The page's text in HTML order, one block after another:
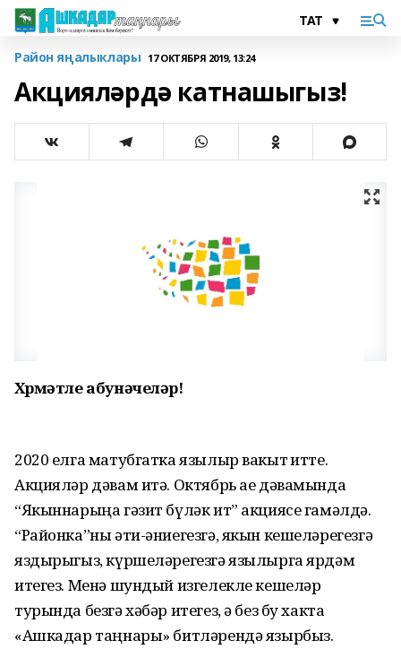
Район яңалыклары 17 ОКТЯБРЯ 2019, 13:24
Акцияләрдә катнашыгыз!
Хөрмәтле абунәчеләр!
2020 елга матубгатка язылыр вакыт җитте.
Акцияләр дәвам итә. Октябрь ае дәвамында
“Якыннарыңа гәзит бүләк ит” акциясе гамәлдә.
“Районка”ны әти-әниегезгә, якын кешеләрегезгә
яздырыгыз, күршеләрегезгә язылырга ярдәм
итегез. Менә шундый изгелекле кешеләр
турында безгә хәбәр итегез, ә без бу хакта
«Ашкадар таңнары» битләрендә язырбыз.